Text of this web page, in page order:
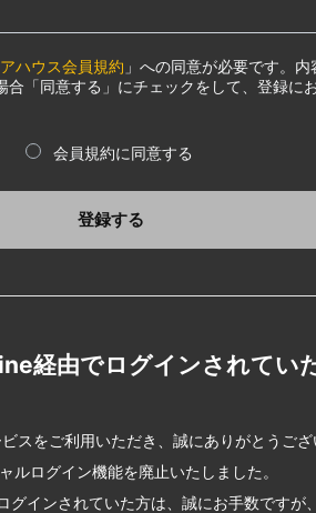
ハウス会員規約 」への同意が必要です。
合「同意する」にチェックをして、登録に
会員規約に同意する
登録する
経由でログインされてい
スをご利用いただき、誠にありがとうござ
ログイン機能を廃止いたしました。
グインされていた方は、誠にお手数ですが